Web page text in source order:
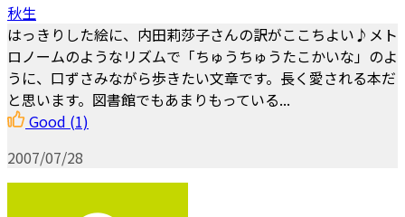
秋生
はっきりした絵に、内田莉莎子さんの訳がここちよい♪メト
ロノームのようなリズムで「ちゅうちゅうたこかいな」のよ
うに、口ずさみながら歩きたい文章です。長く愛される本だ
と思います。図書館でもあまりもっている...
Good (1)
2007/07/28